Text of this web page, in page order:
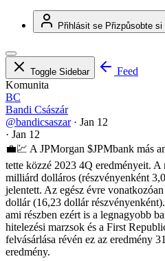
Přihlásit se Přizpůsobte si
Toggle Sidebar
Feed
Komunita
BC
Bandi Császár
@bandicsaszar · Jan 12
· Jan 12
💼💹 A JPMorgan $JPMbank más
tette közzé 2023 4Q eredményeit.
milliárd dolláros (részvényenként
jelentett. Az egész évre
dollár (16,23 dollár
ami részben ezért is a legnagyobb
hitelezési marzsok és a First
felvásárlása révén ez az eredmény
eredmény.